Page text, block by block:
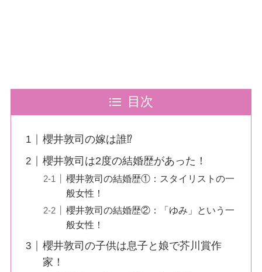
目次
櫻井敦司の嫁は誰⁉
櫻井敦司は2度の結婚歴があった！
櫻井敦司の結婚歴①：スタイリストの一
般女性！
櫻井敦司の結婚歴②：「ゆみ」という一
般女性！
櫻井敦司の子供は息子と娘で芥川賞作
家！